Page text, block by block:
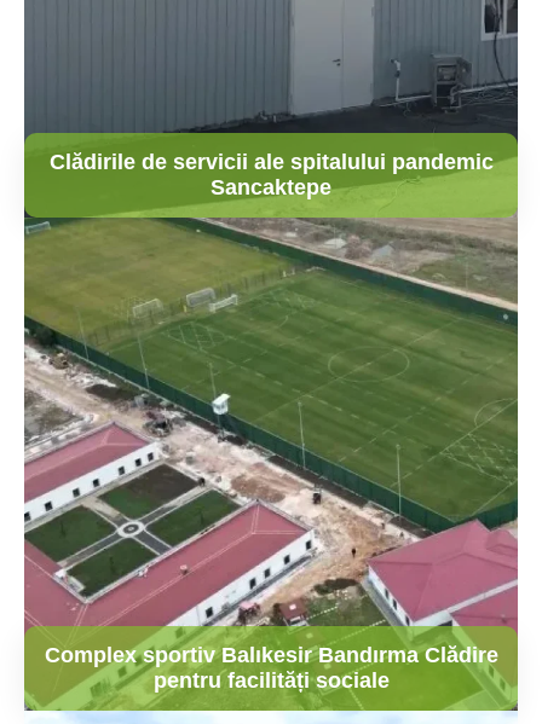
Clădirile de servicii ale spitalului pandemic
Sancaktepe
Complex sportiv Balıkesir Bandırma Clădire
pentru facilități sociale